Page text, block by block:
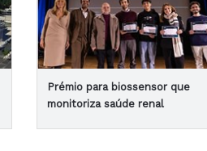
Prémio para biossensor que
monitoriza saúde renal